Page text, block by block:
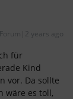
years ago
für
Kind
vor. Da sollte
wäre es toll,